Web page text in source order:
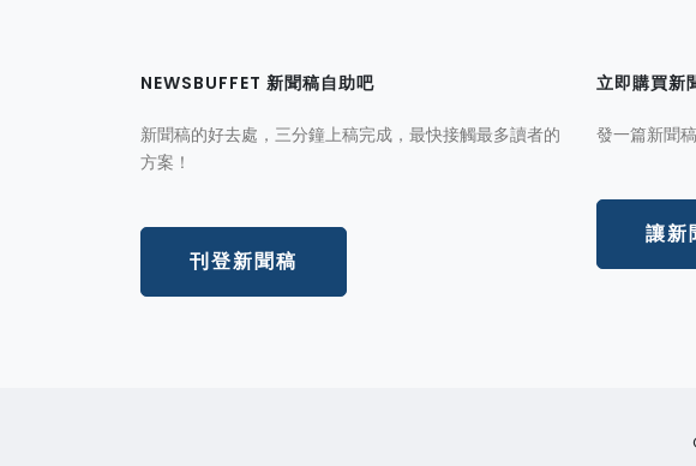
NEWSBUFFET 新聞稿自助吧
新聞稿的好去處，三分鐘上稿完成，最快接觸最多讀者的
方案！
刊登新聞稿
立即購買新
發一篇新聞
讓新